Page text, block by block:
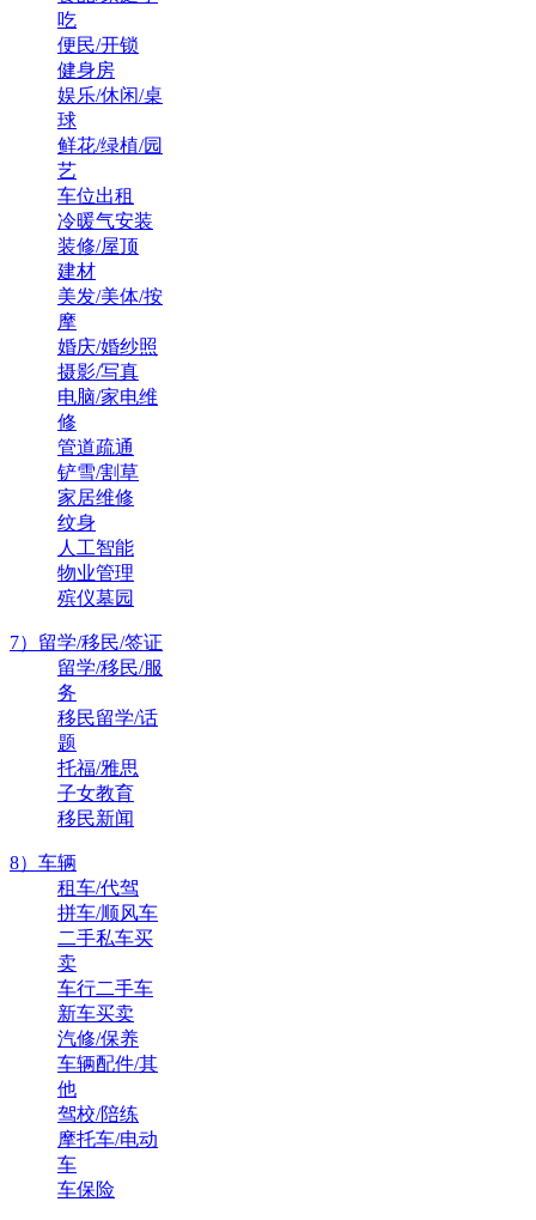
吃
便民/开锁
健身房
娱乐/休闲/桌
球
鲜花/绿植/园
艺
车位出租
冷暖气安装
装修/屋顶
建材
美发/美体/按
摩
婚庆/婚纱照
摄影/写真
电脑/家电维
修
管道疏通
铲雪/割草
家居维修
纹身
人工智能
物业管理
殡仪墓园
7）留学/移民/签证
留学/移民/服
务
移民留学/话
题
托福/雅思
子女教育
移民新闻
8）车辆
租车/代驾
拼车/顺风车
二手私车买
卖
车行二手车
新车买卖
汽修/保养
车辆配件/其
他
驾校/陪练
摩托车/电动
车
车保险